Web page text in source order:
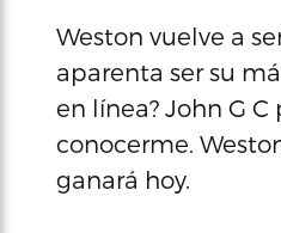
Weston vuelve a
aparenta ser su
en línea? John G
conocerme.
ganará hoy.